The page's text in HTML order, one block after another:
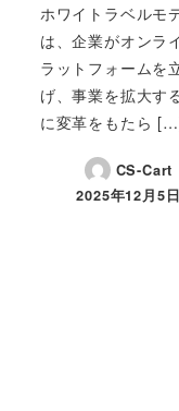
ホワイトラベルモ
は、企業がオンラ
ラットフォームを
げ、事業を拡大す
に変革をもたら
CS-Cart
投稿日
2025年12月5日